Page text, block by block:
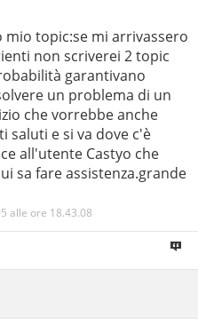
topic:se mi arrivassero
non scriverei 2 topic
garantivano
un problema di un
che vorrebbe anche
e si va dove c'è
all'utente Castyo che
sa fare assistenza.grande
alle ore 18.43.08